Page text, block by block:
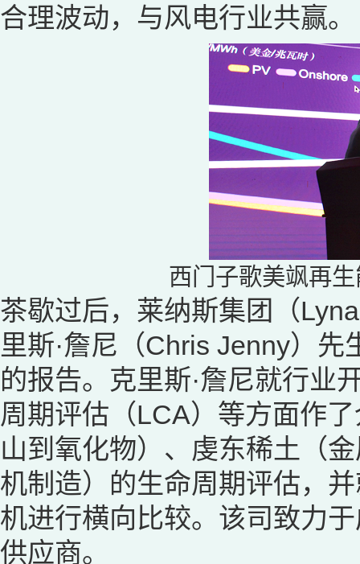
合理波动，与风电行业共赢。
西门子歌美飒再
茶歇过后，莱纳斯集团（
里斯·詹尼（Chris Jenny）
的报告。克里斯·詹尼就行业
周期评估（LCA）等方面作
山到氧化物）、虔东稀土（
机制造）的生命周期评估，
机进行横向比较。该司致力
供应商。